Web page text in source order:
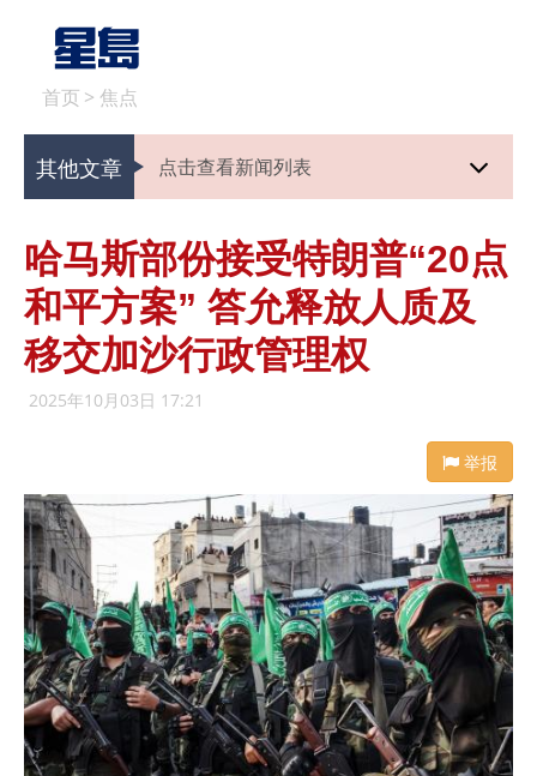
首页 > 焦点
其他文章 点击查看新闻列表
哈马斯部份接受特朗普“20点
和平方案” 答允释放人质及
移交加沙行政管理权
2025年10月03日 17:21
举报